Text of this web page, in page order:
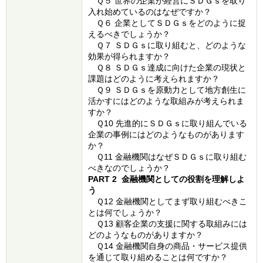
入れ始めているのはなぜですか？
Ｑ６ 企業としてＳＤＧｓをどのように捉
えるべきでしょうか？
Ｑ７ ＳＤＧｓに取り組むと、どのような
効果が得られますか？
Ｑ８ ＳＤＧｓ達成に向けた企業の現状と
課題はどのように考えられますか？
Ｑ９ ＳＤＧｓを原動力として地方創生に
活かすにはどのような取組みが考えられま
すか？
Ｑ10 先進的にＳＤＧｓに取り組んでいる
企業の事例にはどのようなものがあります
か？
Ｑ11 金融機関はなぜＳＤＧｓに取り組む
べきなのでしょうか？
PART 2 金融機関としての役割を理解しよ
う
Ｑ12 金融機関としてまず取り組むべきこ
とは何でしょうか？
Ｑ13 顧客企業の支援に関する取組みには
どのようなものがありますか？
Ｑ14 金融機関自身の商品・サービス提供
を通じて取り組めることは何ですか？